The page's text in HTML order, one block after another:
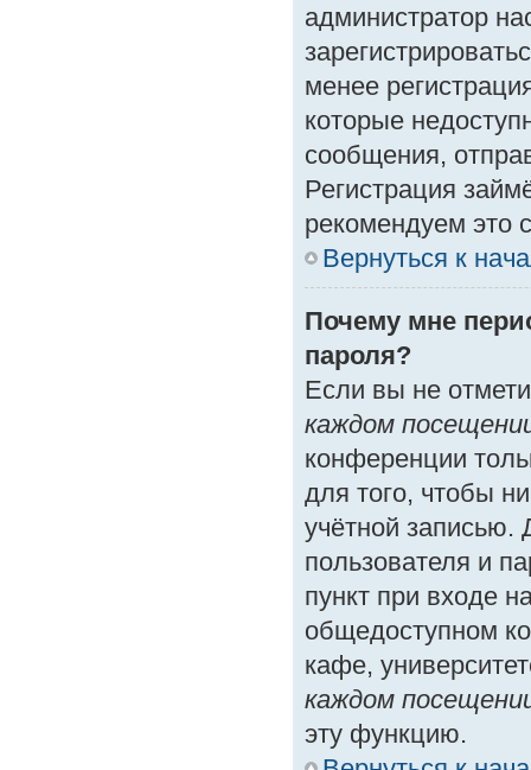
администратор
менее
которые
сообщения,
Регистрация
рекомендуем это
Вернуться к
Почему мне
пароля?
Если вы не
каждом
конференции
для того, чтобы
учётной записью.
пользователя и
пункт при входе
общедоступном
кафе,
каждом
эту функцию.